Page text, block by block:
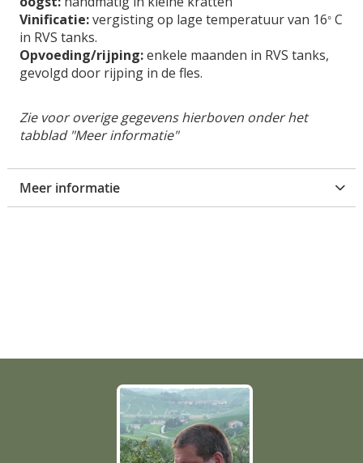
Vinificatie:vergisting op lage temperatuur van 16° C
in RVS tanks.
Opvoeding/rijping:enkele maanden in RVS tanks,
gevolgd door rijping in de fles.
Zie voor overige gegevens hierboven onder het
tabblad "Meer informatie"
Meer informatie